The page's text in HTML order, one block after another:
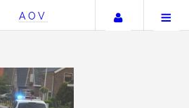
AOV Uw